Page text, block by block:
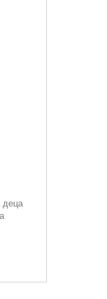
деца